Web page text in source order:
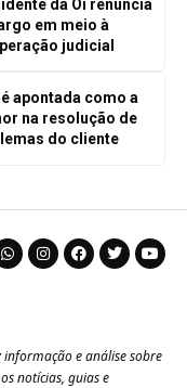
da Oi renuncia
em meio à
judicial
apontada como a
na resolução de
do cliente
e análise sobre
notícias, guias e